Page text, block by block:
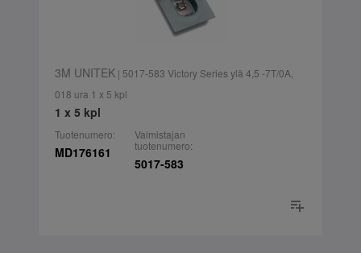
3M UNITEK| 5017-583 Victory Series ylä 4,5 -7T/0A,
018 ura 1 x 5 kpl
1 x 5 kpl
Tuotenumero:
MD176161
Valmistajan
tuotenumero:
5017-583